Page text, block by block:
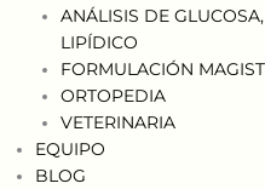
ANÁLISIS DE
LIPÍDICO
FORMULACIÓN
ORTOPEDIA
VETERINARIA
EQUIPO
BLOG